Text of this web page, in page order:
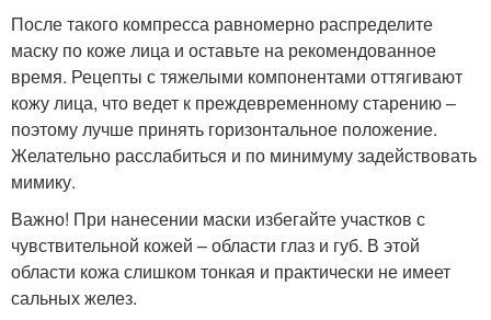
После такого компресса равномерно распределите
маску по коже лица и оставьте на рекомендованное
время. Рецепты с тяжелыми компонентами оттягивают
кожу лица, что ведет к преждевременному старению –
поэтому лучше принять горизонтальное положение.
Желательно расслабиться и по минимуму задействовать
мимику.
Важно! При нанесении маски избегайте участков с
чувствительной кожей – области глаз и губ. В этой
области кожа слишком тонкая и практически не имеет
сальных желез.